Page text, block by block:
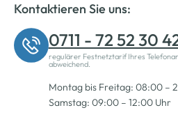
Kontaktieren Sie uns:
0711 - 72 52 30
regulärer Festnetztarif Ihres
abweichend.
Montag bis Freitag: 08:00 –
Samstag: 09:00 – 12:00 Uhr